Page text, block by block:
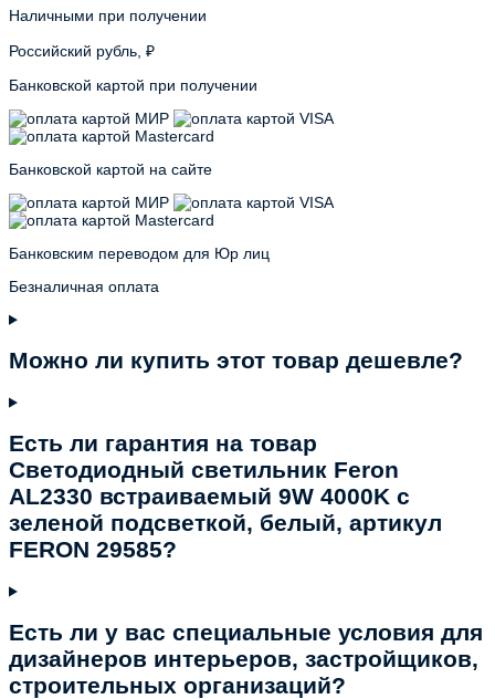
Наличными при получении
Российский рубль, ₽
Банковской картой при получении
Банковской картой на сайте
Банковским переводом для Юр лиц
Безналичная оплата
Можно ли купить этот товар дешевле?
Есть ли гарантия на товар
Светодиодный светильник Feron
AL2330 встраиваемый 9W 4000K с
зеленой подсветкой, белый, артикул
FERON 29585?
Есть ли у вас специальные условия для
дизайнеров интерьеров, застройщиков,
строительных организаций?